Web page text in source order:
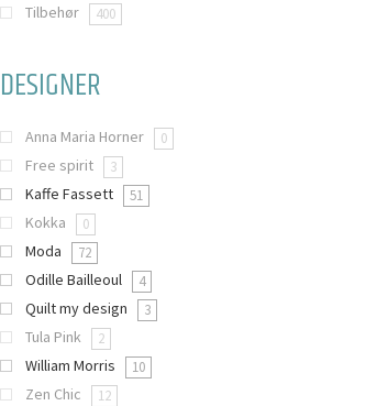
Tilbehør 400
DESIGNER
Anna Maria Horner 0
Free spirit 3
Kaffe Fassett 51
Kokka 0
Moda 72
Odille Bailleoul 4
Quilt my design 3
Tula Pink 2
William Morris 10
Zen Chic 12